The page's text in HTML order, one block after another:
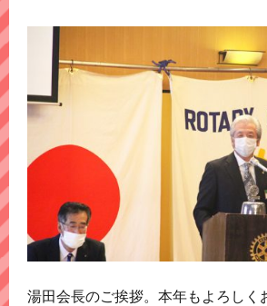
湯田会長のご挨拶。本年もよろしく